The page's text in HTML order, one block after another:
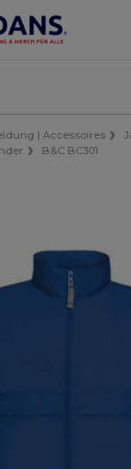
in der App!
| Accessoires
B&C BC301